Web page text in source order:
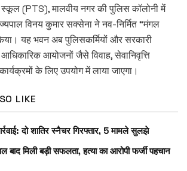
(PTS), मालवीय नगर की पुलिस कॉलोनी में
विनय कुमार सक्सेना ने नव-निर्मित “मंगल
यह भवन अब पुलिसकर्मियों और सरकारी
आधिकारिक आयोजनों जैसे विवाह, सेवानिवृत्ति
के लिए उपयोग में लाया जाएगा।
LIKE
दो शातिर स्नैचर गिरफ्तार, 5 मामले सुलझे
बाद मिली बड़ी सफलता, हत्या का आरोपी फर्जी पहचान